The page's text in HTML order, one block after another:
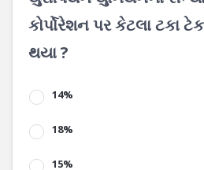
કોર્પોરેશન પર કેટલા ટકા
થયા ?
14%
18%
15%